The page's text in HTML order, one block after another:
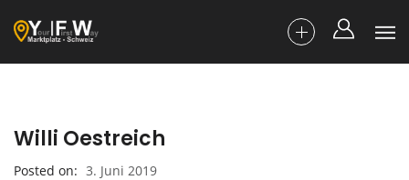
Willi Oestreich
Posted on
3. Juni 2019